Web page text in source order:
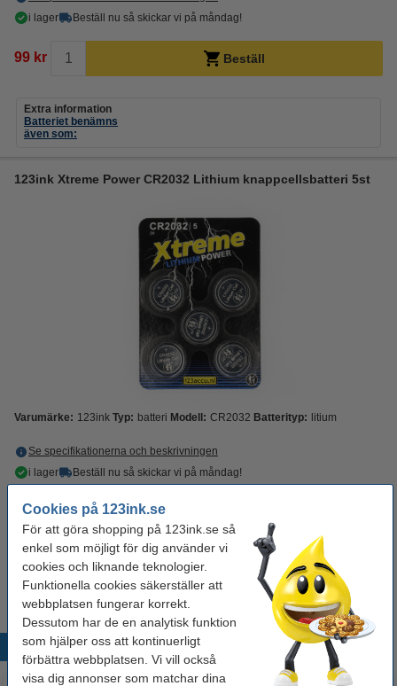
Cookies på 123ink.se
För att göra shopping på 123ink.se så
enkel som möjligt för dig använder vi
cookies och liknande teknologier.
Funktionella cookies säkerställer att
webbplatsen fungerar korrekt.
Dessutom har de en analytisk funktion
som hjälper oss att kontinuerligt
förbättra webbplatsen. Vi vill också
visa dig annonser som matchar dina
i lager
Beställ nu så skickar vi på måndag!
99 kr Beställ
Extra information
Batteriet benämns
även som:
123ink Xtreme Power CR2032 Lithium knappcellsbatteri 5st
Varumärke: 123ink Typ: batteri Modell: CR2032 Batterityp: litium
Se specifikationerna och beskrivningen
i lager
Beställ nu så skickar vi på måndag!
75 kr
Extra information
även som:
Populära produkter